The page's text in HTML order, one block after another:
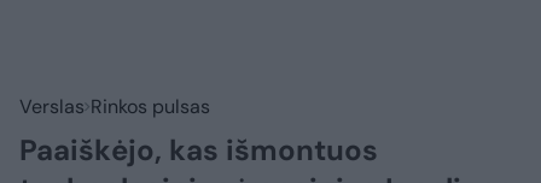
Verslas Rinkos pulsas
Paaiškėjo, kas išmontuos